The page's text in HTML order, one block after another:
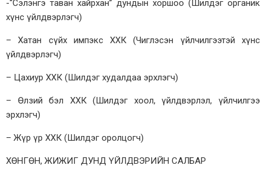
-“Сэлэнгэ таван хайрхан” дундын хоршоо (Шилдэг органик
хүнс үйлдвэрлэгч)
– Хатан сүйх импэкс ХХК (Чиглэсэн үйлчилгээтэй хүнс
үйлдвэрлэгч)
– Цахиур ХХК (Шилдэг худалдаа эрхлэгч)
– Өлзий бэл ХХК (Шилдэг хоол, үйлдвэрлэл, үйлчилгээ
эрхлэгч)
– Жүр үр ХХК (Шилдэг оролцогч)
ХӨНГӨН, ЖИЖИГ ДУНД ҮЙЛДВЭРИЙН САЛБАР